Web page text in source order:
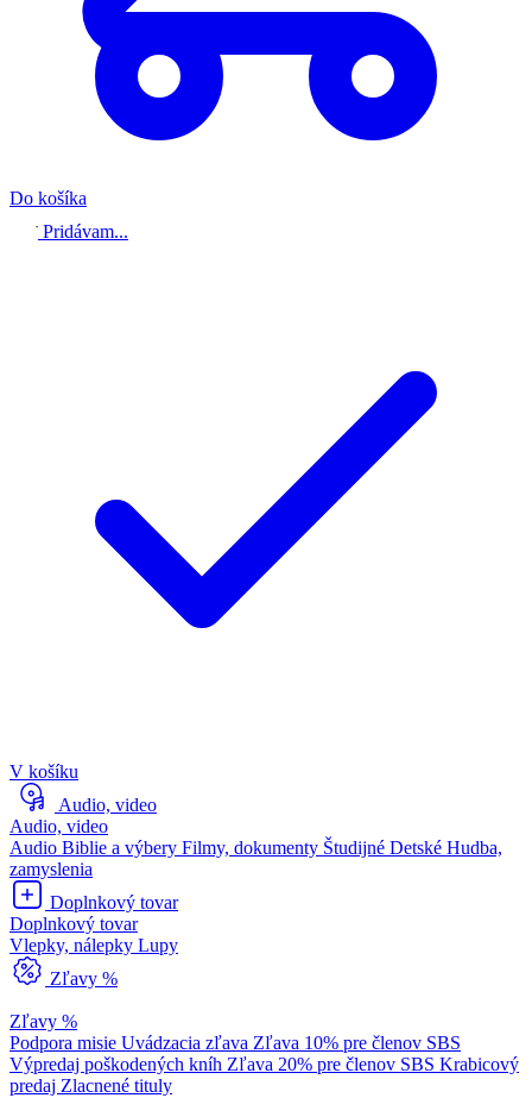
Do košíka
Pridávam...
V košíku
Audio, video
Audio, video
Audio Biblie a výbery Filmy, dokumenty Študijné Detské Hudba,
zamyslenia
Doplnkový tovar
Doplnkový tovar
Vlepky, nálepky Lupy
Zľavy %
Zľavy %
Podpora misie Uvádzacia zľava Zľava 10% pre členov SBS
Výpredaj poškodených kníh Zľava 20% pre členov SBS Krabicový
predaj Zlacnené tituly